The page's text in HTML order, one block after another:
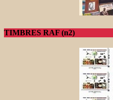
TIMBRES RAF (n2)